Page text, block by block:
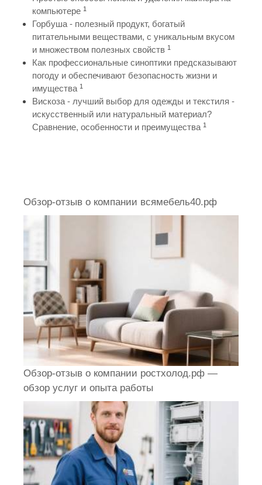
компьютере 1
Горбуша - полезный продукт, богатый
питательными веществами, с уникальным вкусом
и множеством полезных свойств 1
Как профессиональные синоптики предсказывают
погоду и обеспечивают безопасность жизни и
имущества 1
Вискоза - лучший выбор для одежды и текстиля -
искусственный или натуральный материал?
Сравнение, особенности и преимущества 1
Обзор-отзыв о компании всямебель40.рф
Обзор-отзыв о компании ростхолод.рф —
обзор услуг и опыта работы